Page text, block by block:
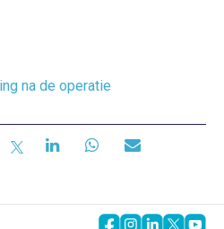
na de operatie